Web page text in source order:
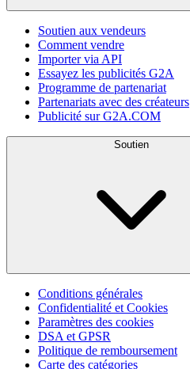
Soutien aux vendeurs
Comment vendre
Importer via API
Essayez les publicités G2A
Programme de partenariat
Partenariats avec des créateurs
Publicité sur G2A.COM
Soutien
Conditions générales
Confidentialité et Cookies
Paramètres des cookies
DSA et GPSR
Politique de remboursement
Carte des catégories